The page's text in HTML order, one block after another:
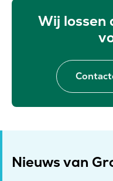
Wij lossen
Nieuws van